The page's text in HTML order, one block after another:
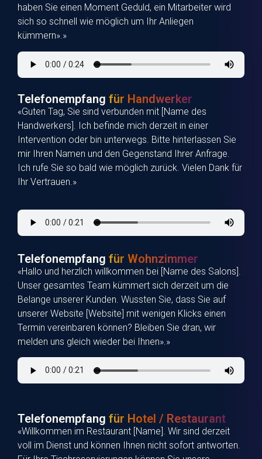
haben Sie einen Moment Geduld, ein Mitarbeiter wird
sich so schnell wie möglich um Ihr Anliegen
kümmern».»
Telefonempfang für Handwerker
«Guten Tag, Sie sind verbunden mit [Name des
Handwerkers]. Ich befinde mich derzeit in einer
Intervention oder bin unterwegs. Bitte hinterlassen Sie
mir Ihren Namen und den Gegenstand Ihrer Anfrage.
Ich rufe Sie so bald wie möglich zurück. Vielen Dank für
Ihr Vertrauen.»
Telefonempfang für Wohnzimmer
«Hallo und herzlich willkommen bei [Name des Salons].
Unser gesamtes Team kümmert sich derzeit um die
Belange unserer Kunden. Wussten Sie, dass Sie auf
unserer Website [Website] mit wenigen Klicks einen
Termin vereinbaren können? Bleiben Sie dran, wir
melden uns gleich wieder bei Ihnen».»
Telefonempfang für Hotel / Restaurant
«Willkommen im Restaurant [Name]. Wir sind derzeit
voll im Dienst und können Ihnen nicht sofort antworten.